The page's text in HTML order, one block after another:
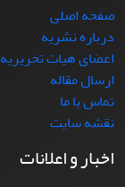
صفحه اصلی
درباره نشریه
اعضای هیات تحریریه
ارسال مقاله
تماس با ما
نقشه سایت
اخبار و اعلانات